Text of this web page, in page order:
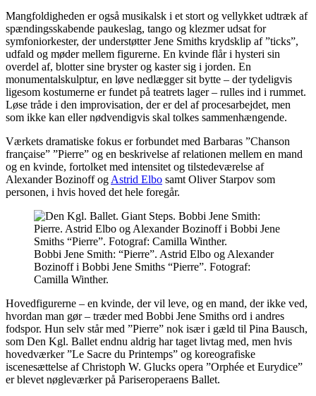
Mangfoldigheden er også musikalsk i et stort og vellykket udtræk af
spændingsskabende paukeslag, tango og klezmer udsat for
symfoniorkester, der understøtter Jene Smiths krydsklip af ”ticks”,
udfald og møder mellem figurerne. En kvinde flår i hysteri sin
overdel af, blotter sine bryster og kaster sig i jorden. En
monumentalskulptur, en løve nedlægger sit bytte – der tydeligvis
ligesom kostumerne er fundet på teatrets lager – rulles ind i rummet.
Løse tråde i den improvisation, der er del af procesarbejdet, men
som ikke kan eller nødvendigvis skal tolkes sammenhængende.
Værkets dramatiske fokus er forbundet med Barbaras ”Chanson
française” ”Pierre” og en beskrivelse af relationen mellem en mand
og en kvinde, fortolket med intensitet og tilstedeværelse af
Alexander Bozinoff og Astrid Elbo samt Oliver Starpov som
personen, i hvis hoved det hele foregår.
Bobbi Jene Smith: “Pierre”. Astrid Elbo og Alexander
Bozinoff i Bobbi Jene Smiths “Pierre”. Fotograf:
Camilla Winther.
Hovedfigurerne – en kvinde, der vil leve, og en mand, der ikke ved,
hvordan man gør – træder med Bobbi Jene Smiths ord i andres
fodspor. Hun selv står med ”Pierre” nok især i gæld til Pina Bausch,
som Den Kgl. Ballet endnu aldrig har taget livtag med, men hvis
hovedværker ”Le Sacre du Printemps” og koreografiske
iscenesættelse af Christoph W. Glucks opera ”Orphée et Eurydice”
er blevet nøgleværker på Pariseroperaens Ballet.